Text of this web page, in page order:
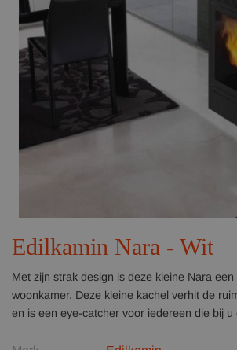
Edilkamin Nara - Wit
Met zijn strak design is deze kleine Nara
woonkamer. Deze kleine kachel verhit de
en is een eye-catcher voor iedereen die bij u